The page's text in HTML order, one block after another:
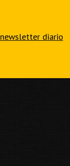
newsletter diario